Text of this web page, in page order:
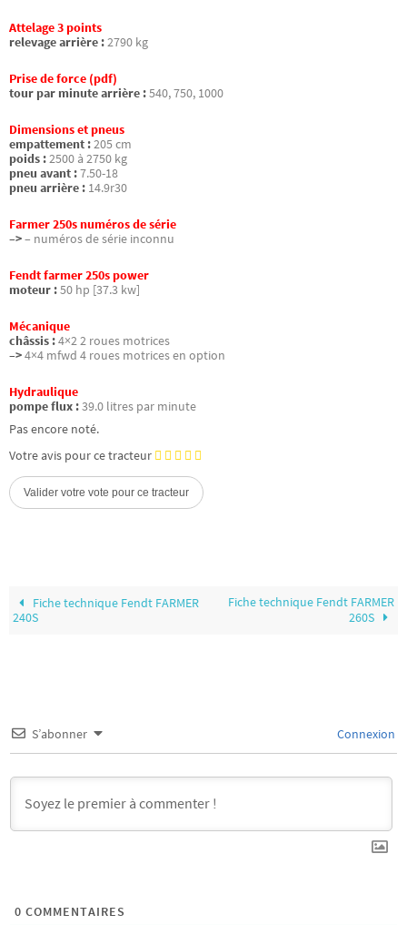
Attelage 3 points
relevage arrière :2790 kg
Prise de force (pdf)
tour par minute arrière :540, 750, 1000
Dimensions et pneus
empattement :205 cm
poids :2500 à 2750 kg
pneu avant :7.50-18
pneu arrière : 14.9r30
Farmer 250s numéros de série
–>– numéros de série inconnu
Fendt farmer 250s power
moteur :50 hp [37.3 kw]
Mécanique
châssis :4×2 2 roues motrices
–>4×4 mfwd 4 roues motrices en option
Hydraulique
pompe flux :39.0 litres par minute
Pas encore noté.
Votre avis pour ce tracteur
Fiche technique Fendt FARMER
240S
Fiche technique Fendt FARMER
260S
S’abonner Connexion
0 COMMENTAIRES